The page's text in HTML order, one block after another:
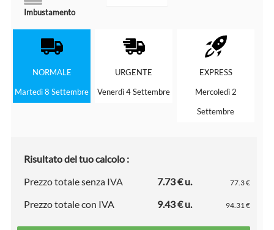
Imbustamento
NORMALE
Martedì 8 Settembre
URGENTE
Venerdì 4 Settembre
EXPRESS
Mercoledì 2
Settembre
Risultato del tuo calcolo :
Prezzo totale senza IVA
7.73 € u. 77.3 €
Prezzo totale con IVA 9.43 € u. 94.31 €